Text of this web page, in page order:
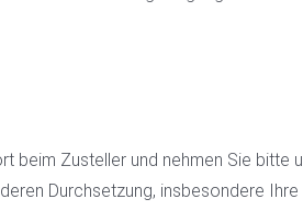
Zusteller und nehmen Sie bitte
Durchsetzung, insbesondere Ihre